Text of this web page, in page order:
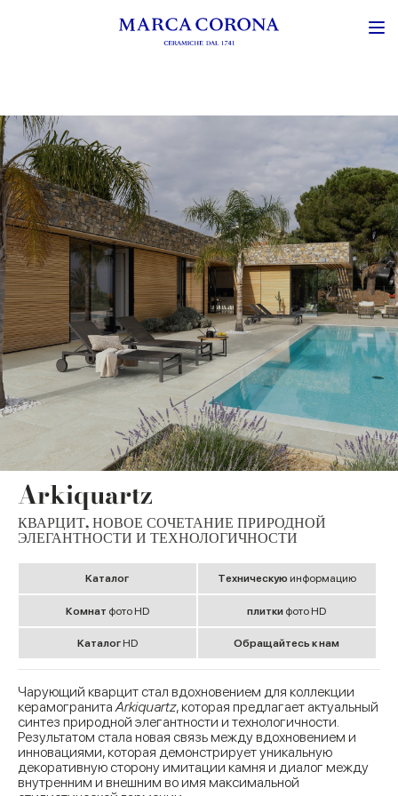
Arkiquartz
КВАРЦИТ, НОВОЕ СОЧЕТАНИЕ ПРИРОДНОЙ
ЭЛЕГАНТНОСТИ И ТЕХНОЛОГИЧНОСТИ
Kаталог Tехническую информацию
Комнат фото HD плитки фото HD
Kаталог HD Обращайтесь к нам
Чарующий кварцит стал вдохновением для коллекции
керамогранитаArkiquartz, которая предлагает актуальный
синтез природной элегантности и технологичности.
Результатом стала новая связь между вдохновением и
инновациями, которая демонстрирует уникальную
декоративную сторону имитации камня и диалог между
внутренним и внешним во имя максимальной